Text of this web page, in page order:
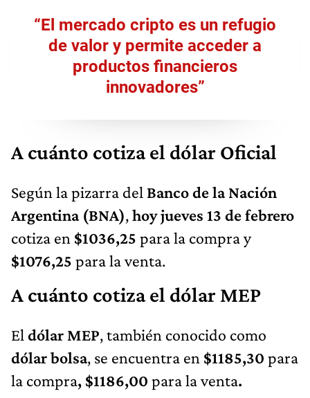
“El mercado cripto es un refugio
de valor y permite acceder a
productos financieros
innovadores”
A cuánto cotiza el dólar Oficial
Según la pizarra del Banco de la Nación
Argentina (BNA),hoy jueves 13 de febrero
cotiza en $1036,25 para la compra y
$1076,25 para la venta.
A cuánto cotiza el dólar MEP
El dólar MEP, también conocido como
dólar bolsa, se encuentra en $1185,30 para
la compra, $1186,00 para la venta.